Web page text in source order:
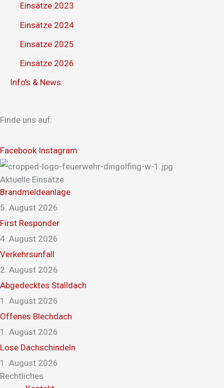
Einsätze 2023
Einsätze 2024
Einsätze 2025
Einsätze 2026
Info's & News
Finde uns auf:
Facebook Instagram
Aktuelle Einsätze
Brandmeldeanlage
5. August 2026
First Responder
4. August 2026
Verkehrsunfall
2. August 2026
Abgedecktes Stalldach
1. August 2026
Offenes Blechdach
1. August 2026
Lose Dachschindeln
1. August 2026
Rechtliches